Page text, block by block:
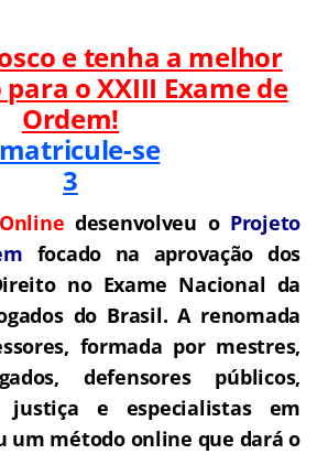
e tenha a melhor
oXXIII Exame de
Ordem!
Online desenvolveu o Projeto
focado na aprovação dos
no Exame Nacional da
do Brasil. A renomada
formada por mestres,
defensores públicos,
justiça e especialistas em
um método online que dará o